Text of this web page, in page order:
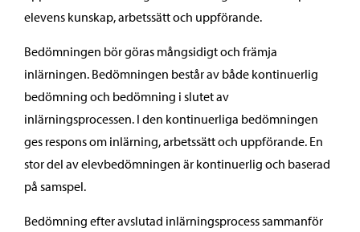
elevens kunskap, arbetssätt och uppförande.
Bedömningen bör göras mångsidigt och främja
inlärningen. Bedömningen består av både kontinuerlig
bedömning och bedömning i slutet av
inlärningsprocessen. I den kontinuerliga bedömningen
ges respons om inlärning, arbetssätt och uppförande. En
stor del av elevbedömningen är kontinuerlig och baserad
på samspel.
Bedömning efter avslutad inlärningsprocess sammanför